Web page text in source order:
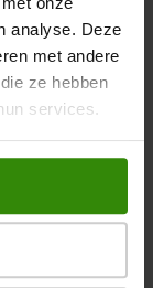
analyse. Deze
met andere
ze hebben
services.